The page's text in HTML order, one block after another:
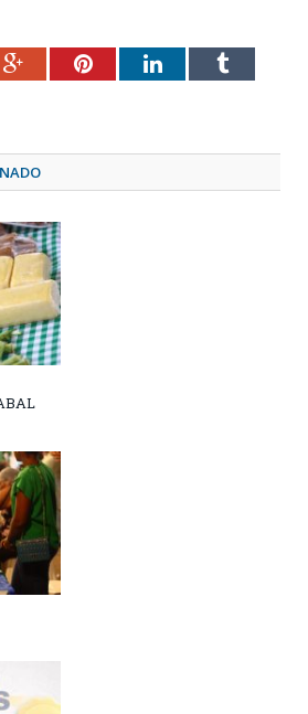
Google+PinterestLinkedInTumblr